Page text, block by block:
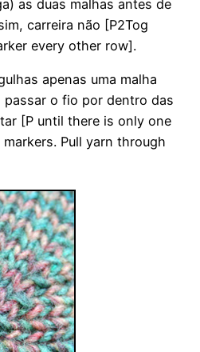
as duas malhas antes de
carreira não [P2Tog
every other row].
apenas uma malha
passar o fio por dentro das
[P until there is only one
Pull yarn through